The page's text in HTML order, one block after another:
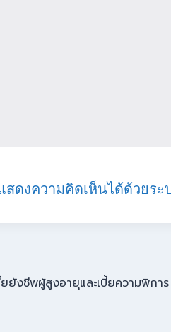
ดงความคิดเห็นได้ด้วยระบ
ยยังชีพผู้สูงอายุและเบี้ยความพิก